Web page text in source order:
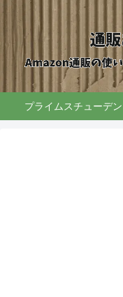
プライムスチューデン